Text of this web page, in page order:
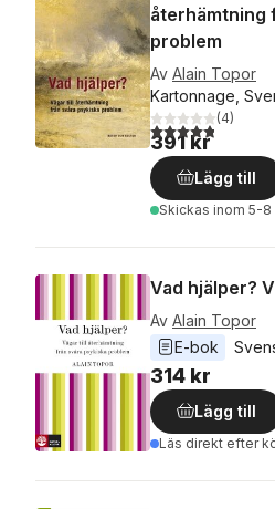
återhämtning
problem
Av Alain Topor
Kartonnage,
4,8utav 5(4)
391 kr
Lägg till
Skickas inom 5-8
Vad hjälper?
Av Alain Topor
E-bok
314 kr
Lägg till
Läs direkt efter